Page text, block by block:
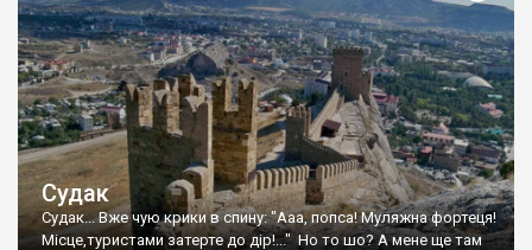
Судак
Судак... Вже чую крики в спину: "Ааа, попса! Муляжна фортеця!
Місце,туристами затерте до дір!..." Но то шо? А мене ще там